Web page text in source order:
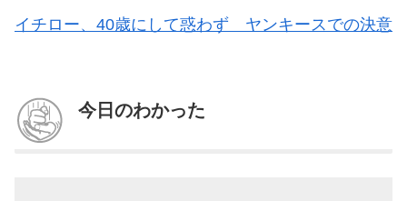
イチロー、40歳にして惑わず ヤンキースでの決意
今日のわかった